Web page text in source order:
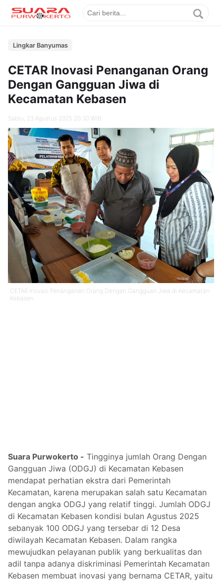
Lingkar Banyumas
CETAR Inovasi Penanganan Orang
Dengan Gangguan Jiwa di
Kecamatan Kebasen
Sabtu, 23 Agustus 2025 20.30 WIB
CETAR Inovasi Penanganan Orang Dengan Gangguan Jiwa di Kecamatan
Kebasen
Suara Purwokerto - Tingginya jumlah Orang Dengan
Gangguan Jiwa (ODGJ) di Kecamatan Kebasen
mendapat perhatian ekstra dari Pemerintah
Kecamatan, karena merupakan salah satu Kecamatan
dengan angka ODGJ yang relatif tinggi. Jumlah ODGJ
di Kecamatan Kebasen kondisi bulan Agustus 2025
sebanyak 100 ODGJ yang tersebar di 12 Desa
diwilayah Kecamatan Kebasen. Dalam rangka
mewujudkan pelayanan publik yang berkualitas dan
adil tanpa adanya diskriminasi Pemerintah Kecamatan
Kebasen membuat inovasi yang bernama CETAR, yaitu